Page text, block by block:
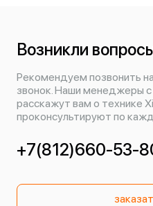
Возникли
Рекомендуем позвонить
звонок. Наши менеджеры
расскажут вам о технике
проконсультируют по
+7(812)660-53-